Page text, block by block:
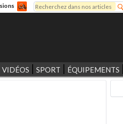
Formulaire de
Rechercher
VIDÉOS SPORT ÉQUIPEMENTS